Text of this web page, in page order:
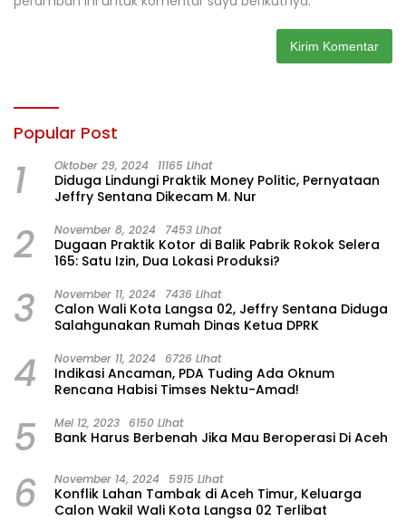
Popular Post
1 Oktober 29, 2024 11165 Lihat
Diduga Lindungi Praktik Money Politic, Pernyataan
Jeffry Sentana Dikecam M. Nur
2 November 8, 2024 7453 Lihat
Dugaan Praktik Kotor di Balik Pabrik Rokok Selera
165: Satu Izin, Dua Lokasi Produksi?
3 November 11, 2024 7436 Lihat
Calon Wali Kota Langsa 02, Jeffry Sentana Diduga
Salahgunakan Rumah Dinas Ketua DPRK
4 November 11, 2024 6726 Lihat
Indikasi Ancaman, PDA Tuding Ada Oknum
Rencana Habisi Timses Nektu-Amad!
5 Mei 12, 2023 6150 Lihat
Bank Harus Berbenah Jika Mau Beroperasi Di Aceh
6 November 14, 2024 5915 Lihat
Konflik Lahan Tambak di Aceh Timur, Keluarga
Calon Wakil Wali Kota Langsa 02 Terlibat